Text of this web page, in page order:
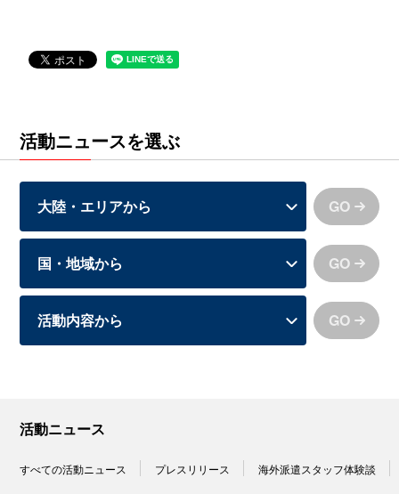
活動ニュースを選ぶ
GO
GO
GO
活動ニュース
すべての活動ニュース プレスリリース 海外派遣スタッフ体験談